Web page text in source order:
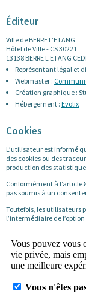
Éditeur
Ville de BERRE L’ETANG
Hôtel de Ville - CS 30221
13138 BERRE L’ETANG
Représentant légal et
Webmaster :
Création graphique :
Hébergement : Evolix
Cookies
L’utilisateur est informé
des cookies ou des
production des
Conformément à l’article
pas soumis à un
Toutefois, les utilisateurs
l’intermédiaire de